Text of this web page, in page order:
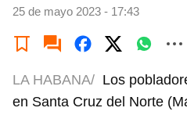
25 de mayo 2023 - 17:43
LA HABANA/ Los
en Santa Cruz del Norte